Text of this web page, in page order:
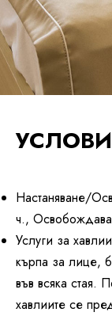
Настаняване/
ч.,
Услуги за
кърпа за лице,
във всяка стая.
хавлиите се